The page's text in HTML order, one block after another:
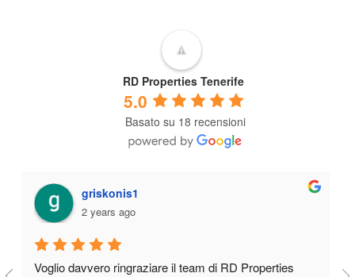
RD Properties Tenerife
5.0
Basato su 18 recensioni
miguel angel perez alvarez
3 years ago
La mia esperienza nella vendita della mia casa alla fine